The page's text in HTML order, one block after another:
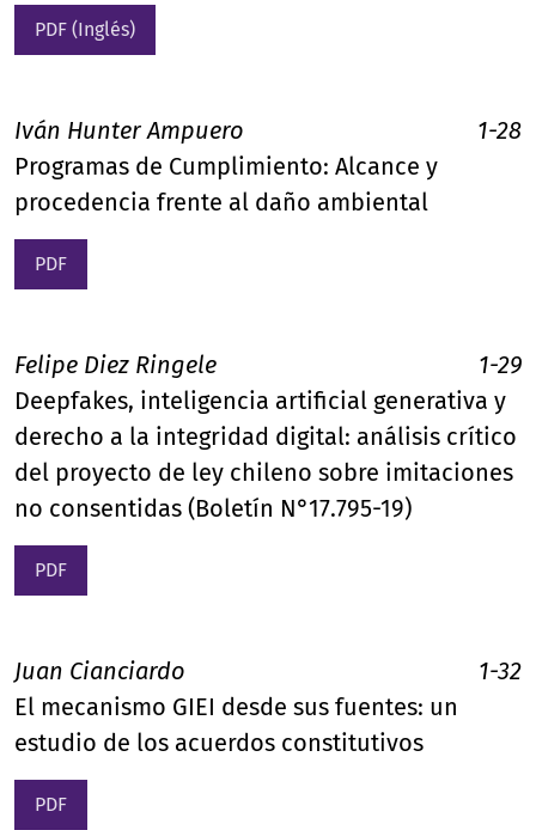
PDF (Inglés)
Iván Hunter Ampuero
1-28
Programas de Cumplimiento: Alcance y
procedencia frente al daño ambiental
PDF
Felipe Diez Ringele
1-29
Deepfakes, inteligencia artificial generativa y
derecho a la integridad digital: análisis crítico
del proyecto de ley chileno sobre imitaciones
no consentidas (Boletín N°17.795-19)
PDF
Juan Cianciardo
1-32
El mecanismo GIEI desde sus fuentes: un
estudio de los acuerdos constitutivos
PDF